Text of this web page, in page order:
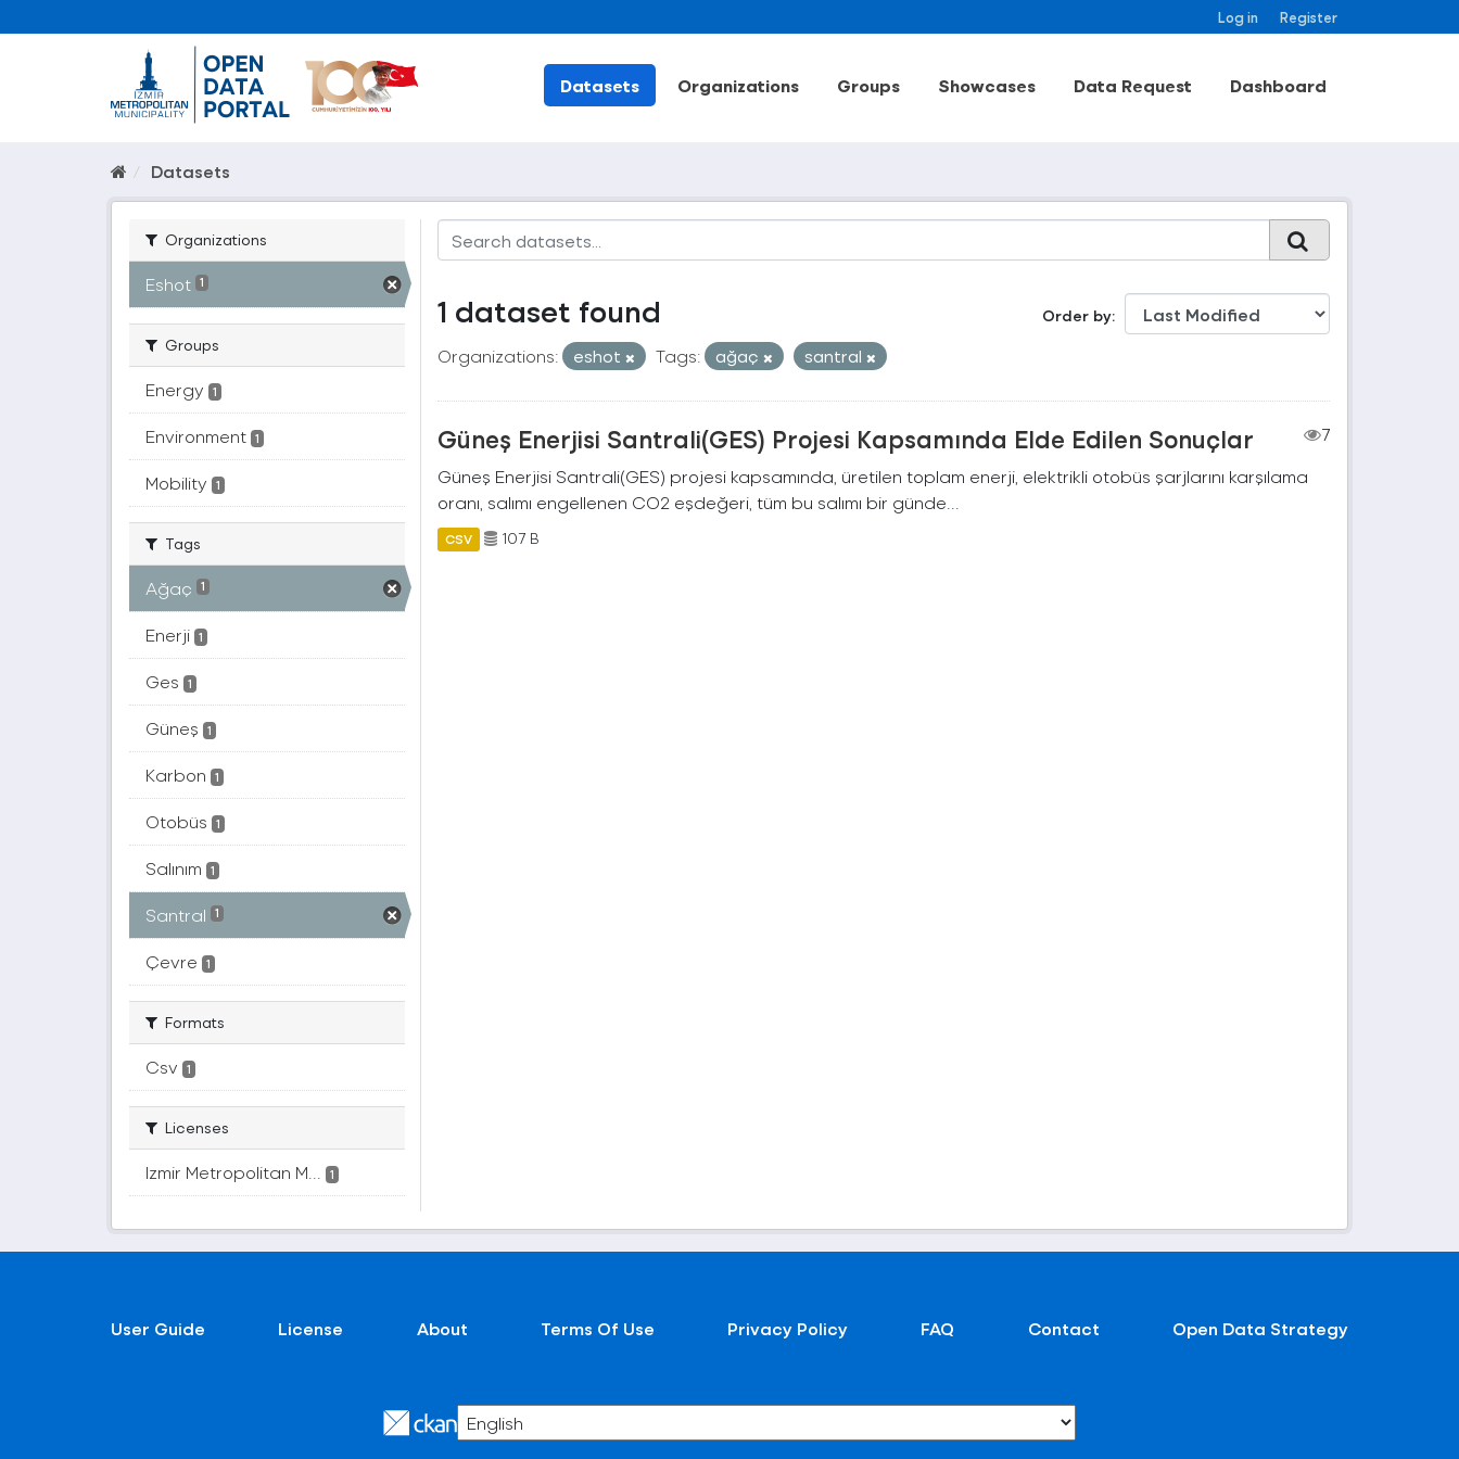
Log in Register
Datasets Organizations Groups Showcases Data Request Dashboard
Datasets
Organizations
Eshot 1
Groups
Energy 1
Environment 1
Mobility 1
Tags
Ağaç 1
Enerji 1
Ges 1
Güneş 1
Karbon 1
Otobüs 1
Salınım 1
Santral 1
Çevre 1
Formats
Csv 1
Licenses
Izmir Metropolitan M... 1
Order by
1 dataset found
Organizations: eshot Tags: ağaç santral
Güneş Enerjisi Santrali(GES) Projesi Kapsamında Elde Edilen Sonuçlar
7
Güneş Enerjisi Santrali(GES) projesi kapsamında, üretilen toplam enerji, elektrikli otobüs şarjlarını karşılama
oranı, salımı engellenen CO2 eşdeğeri, tüm bu salımı bir günde...
CSV 107 B
User Guide License About Terms Of Use Privacy Policy FAQ Contact Open Data Strategy